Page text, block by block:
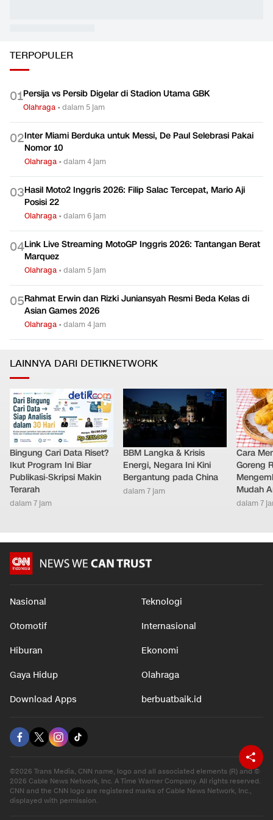
TERPOPULER
01Persija vs Persib Digelar di Stadion Utama GBK
Olahraga • dalam 5 jam
02Inter Miami Berduka untuk Messi, De Paul Selebrasi Pakai
Nomor 10
Olahraga • dalam 4 jam
03Hasil Moto2 Inggris 2026: Filip Salac Tercepat, Mario Aji
Posisi 22
Olahraga • dalam 6 jam
04Link Live Streaming MotoGP Inggris 2026: Tantangan Berat
Marquez
Olahraga • dalam 5 jam
05Rahmat Erwin dan Rizki Juniansyah Resmi Beda Kelas di
Asian Games 2026
Olahraga • dalam 4 jam
LAINNYA DARI DETIKNETWORK
Bingung Cari Data Riset?
Ikut Program Ini Biar
Publikasi-Skripsi Makin
Terarah
dalam 7 jam
BBM Langka & Krisis
Energi, Negara Ini Kini
Bergantung pada China
dalam 7 jam
Cara
Goreng
Mudah
dalam 7
Nasional Teknologi
Otomotif Internasional
Hiburan Ekonomi
Gaya Hidup Olahraga
Download Apps berbuatbaik.id
©2026 Trans Media, CNN name, logo and all associated elements (R) and ©
2026 Cable News Network, Inc. A Time Warner Company. All rights reserved.
CNN and the CNN logo are registered marks of Cable News Network, Inc.,
displayed with permission.